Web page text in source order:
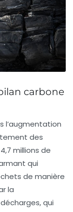
carbone
l’augmentation
des
millions de
qui
de manière
la
qui